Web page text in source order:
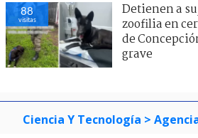
88
visitas
Detienen a
zoofilia en
de
grave
Ciencia Y Tecnología >